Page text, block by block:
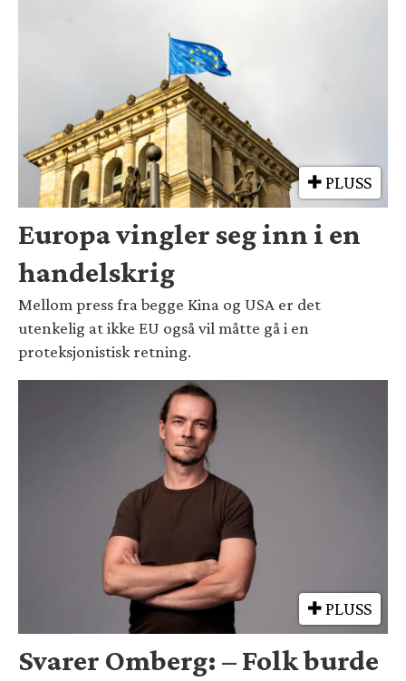
PLUSS
Europa vingler seg inn i en
handelskrig
Mellom press fra begge Kina og USA er det
utenkelig at ikke EU også vil måtte gå i en
proteksjonistisk retning.
PLUSS
Svarer Omberg: – Folk burde